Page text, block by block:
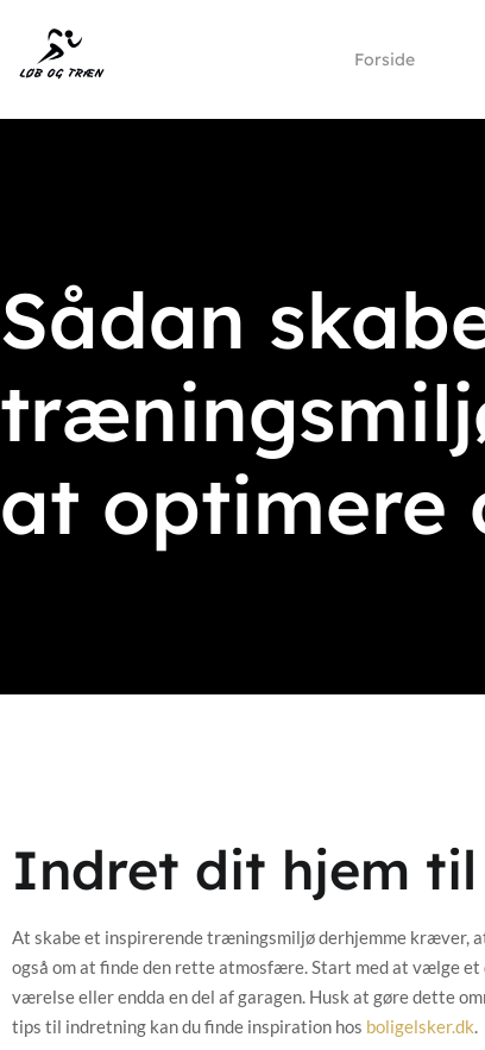
Forside
Sådan
at optimere
Indret dit hjem
At skabe et inspirerende træningsmiljø derhjemme kræver,
også om at finde den rette atmosfære. Start med at vælge
værelse eller endda en del af garagen. Husk at gøre dette
tips til indretning kan du finde inspiration hos boligelsker.dk.